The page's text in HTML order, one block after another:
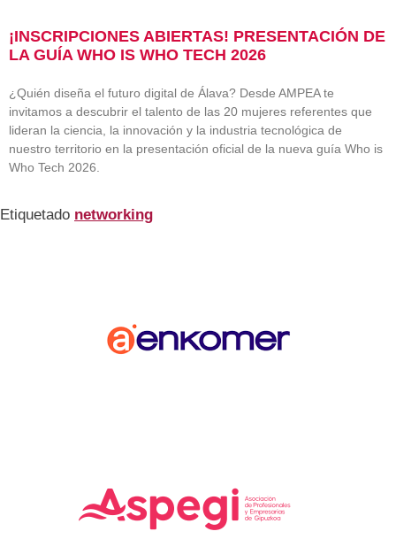
¡INSCRIPCIONES ABIERTAS! PRESENTACIÓN DE
LA GUÍA WHO IS WHO TECH 2026
¿Quién diseña el futuro digital de Álava? Desde AMPEA te
invitamos a descubrir el talento de las 20 mujeres referentes que
lideran la ciencia, la innovación y la industria tecnológica de
nuestro territorio en la presentación oficial de la nueva guía Who is
Who Tech 2026.
Etiquetado networking